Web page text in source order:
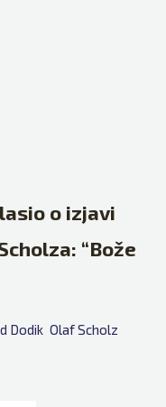
o izjavi
“Bože
Dodik Olaf Scholz